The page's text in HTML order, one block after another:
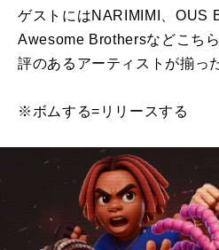
ゲストにはNARIMIMI、OUS
Awesome Brothersなどこち
評のあるアーティストが揃っ
※ボムする=リリースする